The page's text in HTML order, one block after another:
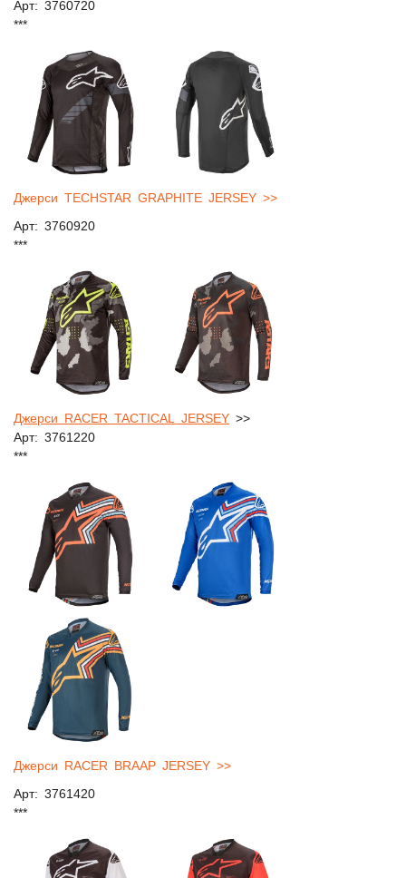
Арт: 3760720
***
Джерси TECHSTAR GRAPHITE JERSEY >>
Арт: 3760920
***
Джерси RACER TACTICAL JERSEY >>
Арт: 3761220
***
Джерси RACER BRAAP JERSEY >>
Арт: 3761420
***